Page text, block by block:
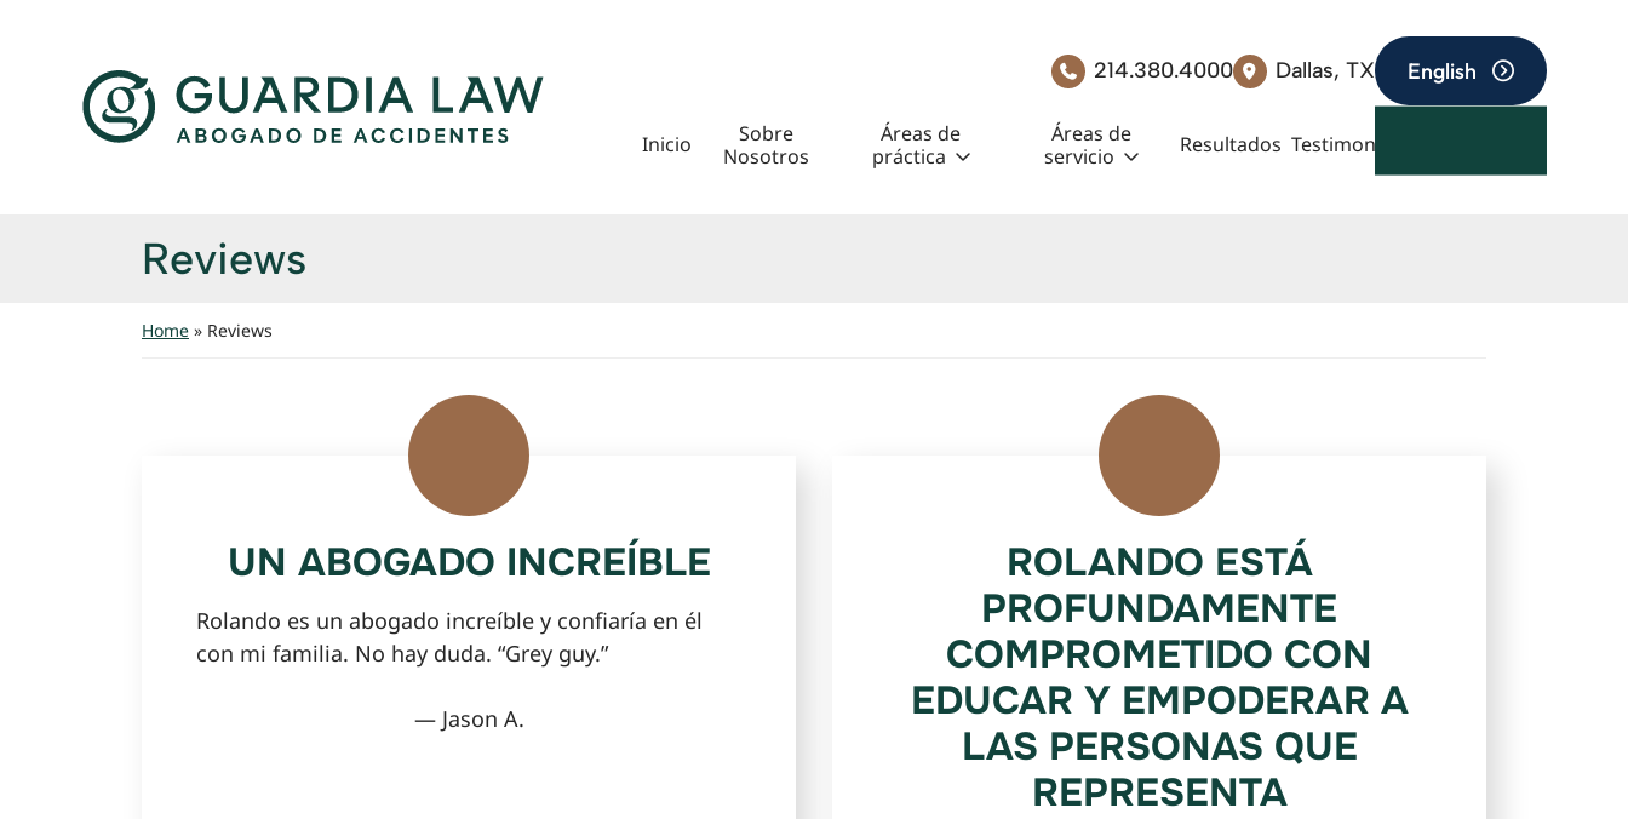
Return home
214.380.4000 Dallas, TX English
Inicio
Sobre
Nosotros
Áreas de
práctica
Áreas de
servicio
Resultados Testimonios
Archivos:
Reviews
Home » Reviews
UN ABOGADO INCREÍBLE
Rolando es un abogado increíble y confiaría en él
con mi familia. No hay duda. “Grey guy.”
— Jason A.
ROLANDO ESTÁ
PROFUNDAMENTE
COMPROMETIDO CON
EDUCAR Y EMPODERAR A
LAS PERSONAS QUE
REPRESENTA